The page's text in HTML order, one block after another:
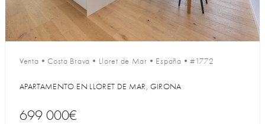
Venta •Costa Brava • Lloret de Mar • España •#1772
APARTAMENTO EN LLORET DE MAR, GIRONA
699 000€